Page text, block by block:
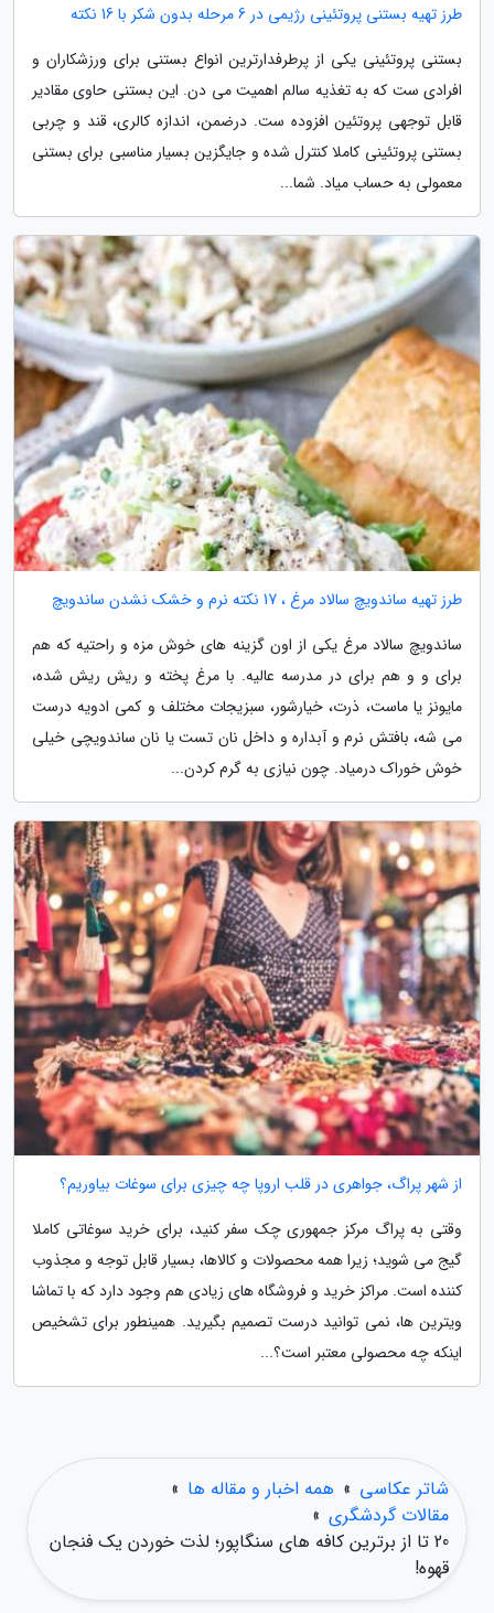
طرز تهیه بستنی پروتئینی رژیمی در 6 مرحله بدون شکر با 16 نکته
بستنی پروتئینی یکی از پرطرفدارترین انواع بستنی برای ورزشکاران و
افرادی ست که به تغذیه سالم اهمیت می دن. این بستنی حاوی مقادیر
قابل توجهی پروتئین افزوده ست. درضمن، اندازه کالری، قند و چربی
بستنی پروتئینی کاملا کنترل شده و جایگزین بسیار مناسبی برای بستنی
معمولی به حساب میاد. شما...
طرز تهیه ساندویچ سالاد مرغ ، 17 نکته نرم و خشک نشدن ساندویچ
ساندویچ سالاد مرغ یکی از اون گزینه های خوش مزه و راحتیه که هم
برای و و هم برای در مدرسه عالیه. با مرغ پخته و ریش ریش شده،
مایونز یا ماست، ذرت، خیارشور، سبزیجات مختلف و کمی ادویه درست
می شه، بافتش نرم و آبداره و داخل نان تست یا نان ساندویچی خیلی
خوش خوراک درمیاد. چون نیازی به گرم کردن...
از شهر پراگ، جواهری در قلب اروپا چه چیزی برای سوغات بیاوریم؟
وقتی به پراگ مرکز جمهوری چک سفر کنید، برای خرید سوغاتی کاملا
گیج می شوید؛ زیرا همه محصولات و کالاها، بسیار قابل توجه و مجذوب
کننده است. مراکز خرید و فروشگاه های زیادی هم وجود دارد که با تماشا
ویترین ها، نمی توانید درست تصمیم بگیرید. همینطور برای تشخیص
اینکه چه محصولی معتبر است؟...
شاتر عکاسی » همه اخبار و مقاله ها »
مقالات گردشگری »
20 تا از برترین کافه های سنگاپور؛ لذت خوردن یک فنجان
قهوه!